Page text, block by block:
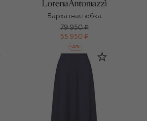
Бархатная юбка
79 950 ₽
55 950 ₽
-30%